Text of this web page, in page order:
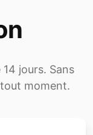
jours. Sans
moment.